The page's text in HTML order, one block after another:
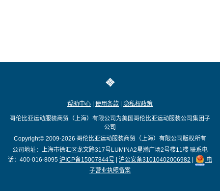
帮助中心 使用条款 隐私权政策
哥伦比亚运动服装商贸（上海）有限公司为美国哥伦比亚运动服装公司集团子
公司
Copyright© 2009-2026 哥伦比亚运动服装商贸（上海）有限公司版权所有
公司地址：上海市徐汇区龙文路317号LUMINA2星瀚广场2号楼11楼 联系电
话：400-016-8095 沪ICP备15007844号 沪公安备31010402006982
电
子营业执照备案